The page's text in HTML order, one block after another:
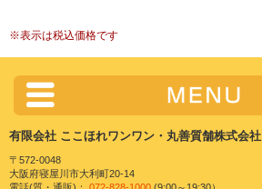
※表示は税込価格です
有限会社 ここほれワンワン・丸善質舗株式会社
〒572-0048
大阪府寝屋川市大利町20-14